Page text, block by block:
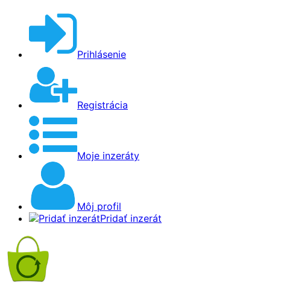
Prihlásenie
Registrácia
Moje inzeráty
Môj profil
Pridať inzerát